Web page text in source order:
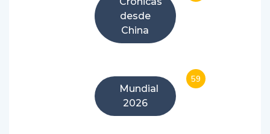
desde
China
Mundial
2026
59